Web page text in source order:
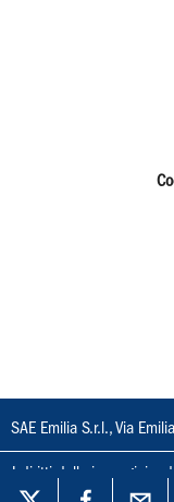
SAE Emilia S.r.l., Via
I diritti delle immagini e